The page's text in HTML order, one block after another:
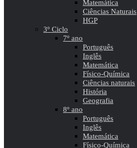
Matemática
Ciências Naturais
HGP
3º Ciclo
7º ano
Português
Inglês
Matemática
Físico-Química
Ciências naturais
História
Geografia
8º ano
Português
Inglês
Matemática
Físico-Química